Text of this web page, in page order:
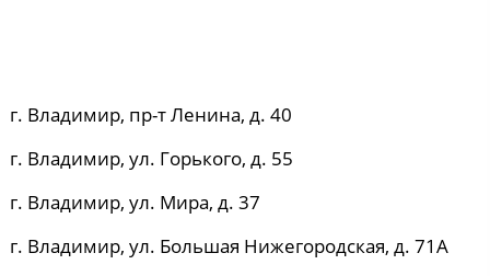
г. Владимир, пр-т Ленина, д. 40
г. Владимир, ул. Горького, д. 55
г. Владимир, ул. Мира, д. 37
г. Владимир, ул. Большая Нижегородская, д. 71А